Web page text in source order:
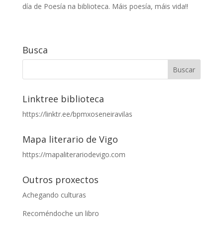
día de Poesía na biblioteca. Máis poesía, máis vida!!
Busca
Linktree biblioteca
https://linktr.ee/bpmxoseneiravilas
Mapa literario de Vigo
https://mapaliterariodevigo.com
Outros proxectos
Achegando culturas
Recoméndoche un libro